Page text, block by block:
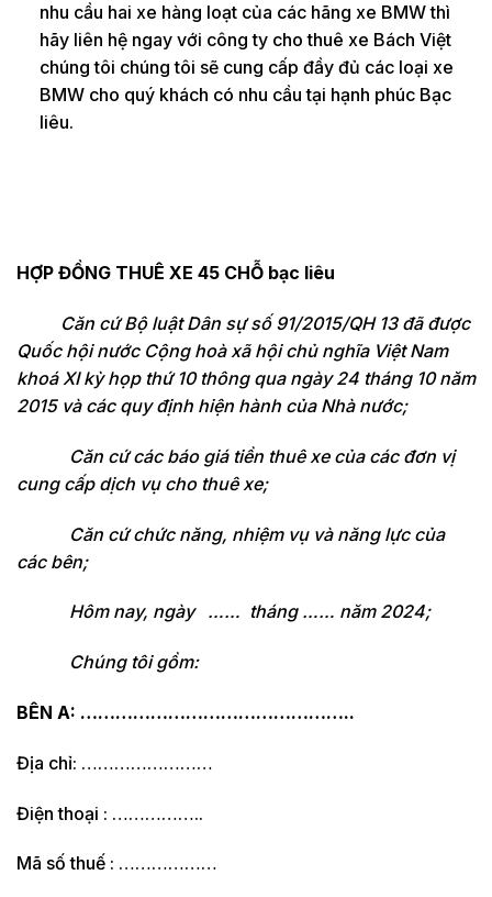
nhu cầu hai xe hàng loạt của các hãng xe BMW thì
hãy liên hệ ngay với công ty cho thuê xe Bách Việt
chúng tôi chúng tôi sẽ cung cấp đầy đủ các loại xe
BMW cho quý khách có nhu cầu tại hạnh phúc Bạc
liêu.
HỢP ĐỒNG THUÊ XE 45 CHỖ bạc liêu
Căn cứ Bộ luật Dân sự số 91/2015/QH 13 đã được
Quốc hội nước Cộng hoà xã hội chủ nghĩa Việt Nam
khoá XI kỳ họp thứ 10 thông qua ngày 24 tháng 10 năm
2015 và các quy định hiện hành của Nhà nước;
Căn cứ các báo giá tiền thuê xe của các đơn vị
cung cấp dịch vụ cho thuê xe;
Căn cứ chức năng, nhiệm vụ và năng lực của
các bên;
Hôm nay, ngày …… tháng …… năm 2024;
Chúng tôi gồm:
BÊN A: ………………………………………..
Địa chỉ: ……………………
Điện thoại : ……………..
Mã số thuế : ………………